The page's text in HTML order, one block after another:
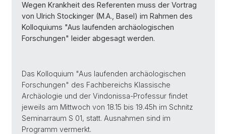
Wegen Krankheit des Referenten muss der Vortrag
von Ulrich Stockinger (M.A., Basel) im Rahmen des
Kolloquiums "Aus laufenden archäologischen
Forschungen" leider abgesagt werden.
Das Kolloquium "Aus laufenden archäologischen
Forschungen" des Fachbereichs Klassische
Archäologie und der Vindonissa-Professur findet
jeweils am Mittwoch von 18.15 bis 19.45h im Schnitz
Seminarraum S 01, statt. Ausnahmen sind im
Programm vermerkt.